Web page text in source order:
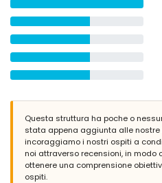
Questa struttura ha poche o
stata appena aggiunta alle nostre
incoraggiamo i nostri ospiti a
noi attraverso recensioni, in modo
ottenere una comprensione
ospiti.